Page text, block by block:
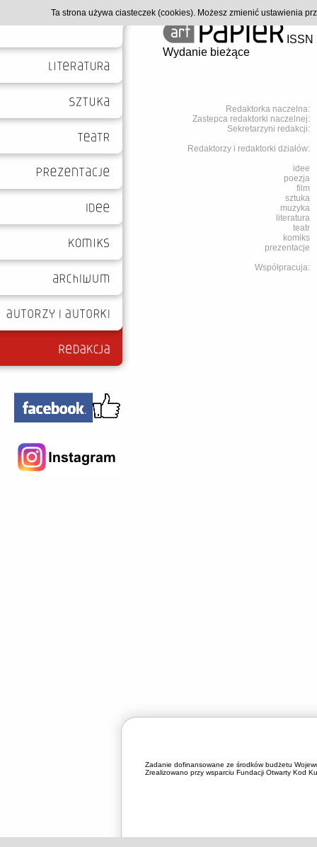
Wydanie bieżące
Redaktorka naczelna:
Zastepca redaktorki naczelnej:
Sekretarzyni redakcji:
Redaktorzy i redaktorki działów:
idee
poezja
film
sztuka
muzyka
literatura
teatr
komiks
prezentacje
Współpracuja:
Zadanie dofinansowane ze środków budżetu
Zrealizowano przy wsparciu Fundacji Otwarty Kod
Ta strona używa ciasteczek (cookies). Możesz zmienić ustawienia